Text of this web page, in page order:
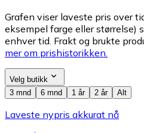
Grafen viser laveste pris over
eksempel farge eller
enhver tid. Frakt og brukte
mer om prishistorikken.
Velg butikk
3 mnd
6 mnd 1 år 2 år Alt
Laveste nypris akkurat nå